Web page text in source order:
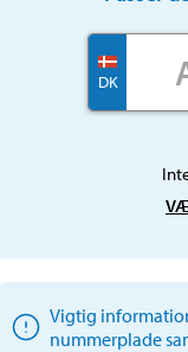
DK
Vigtig
nummerplade